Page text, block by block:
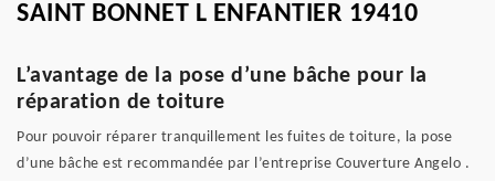
SAINT BONNET L ENFANTIER 19410
L’avantage de la pose d’une bâche pour la
réparation de toiture
Pour pouvoir réparer tranquillement les fuites de toiture, la pose
d’une bâche est recommandée par l’entreprise Couverture Angelo .